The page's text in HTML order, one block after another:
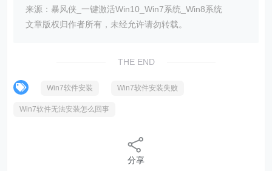
来源：暴风侠_一键激活Win10_Win7系统_Win8系统
文章版权归作者所有，未经允许请勿转载。
THE END
Win7软件安装 Win7软件安装失败
Win7软件无法安装怎么回事
分享